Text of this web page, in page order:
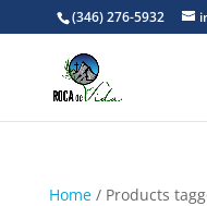
(346) 276-5932
Home/ Products